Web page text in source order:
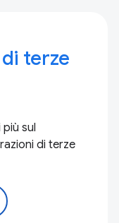
terze
sul
di terze